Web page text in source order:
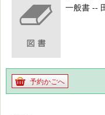
一般書 --
予約かごへ